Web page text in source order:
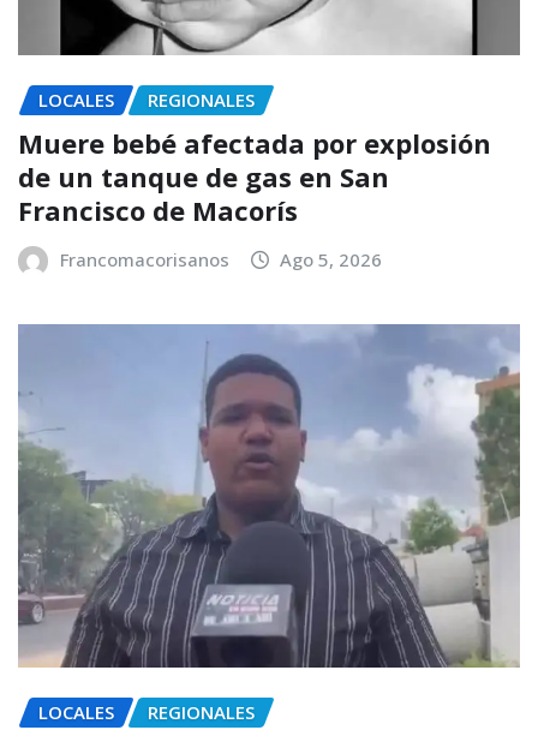
LOCALES REGIONALES
Muere bebé afectada por explosión
de un tanque de gas en San
Francisco de Macorís
Francomacorisanos Ago 5, 2026
LOCALES REGIONALES